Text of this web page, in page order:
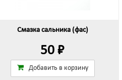
Смазка сальника (фас)
50 ₽
Добавить в корзину